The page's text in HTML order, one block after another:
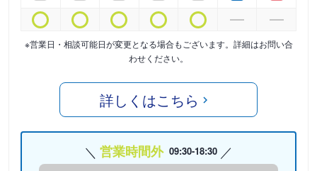
※営業日・相談可能日が変更となる場合もございます。詳細はお問い合
わせください。
詳しくはこちら
営業時間外 09:30-18:30